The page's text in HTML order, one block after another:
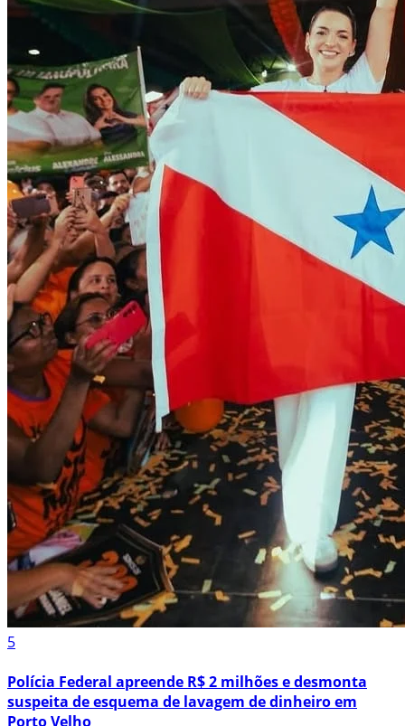
5
Polícia Federal apreende R$ 2 milhões e desmonta
suspeita de esquema de lavagem de dinheiro em
Porto Velho